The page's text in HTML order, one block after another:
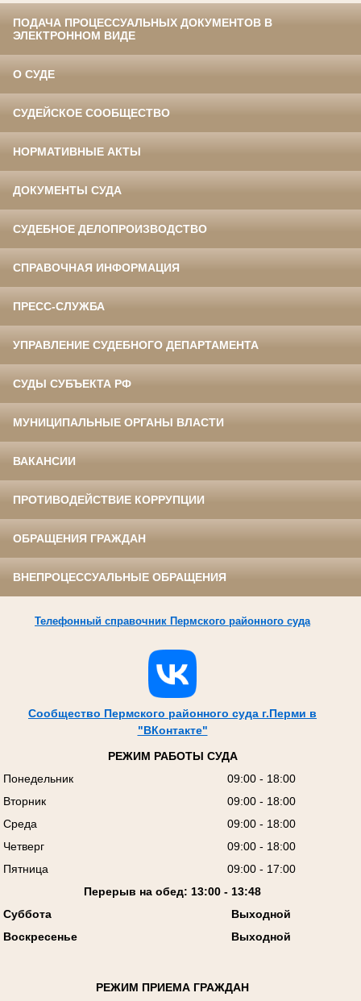
ПОДАЧА ПРОЦЕССУАЛЬНЫХ ДОКУМЕНТОВ В
ЭЛЕКТРОННОМ ВИДЕ
О СУДЕ
СУДЕЙСКОЕ СООБЩЕСТВО
НОРМАТИВНЫЕ АКТЫ
ДОКУМЕНТЫ СУДА
СУДЕБНОЕ ДЕЛОПРОИЗВОДСТВО
СПРАВОЧНАЯ ИНФОРМАЦИЯ
ПРЕСС-СЛУЖБА
УПРАВЛЕНИЕ СУДЕБНОГО ДЕПАРТАМЕНТА
СУДЫ СУБЪЕКТА РФ
МУНИЦИПАЛЬНЫЕ ОРГАНЫ ВЛАСТИ
ВАКАНСИИ
ПРОТИВОДЕЙСТВИЕ КОРРУПЦИИ
ОБРАЩЕНИЯ ГРАЖДАН
ВНЕПРОЦЕССУАЛЬНЫЕ ОБРАЩЕНИЯ
Телефонный справочник Пермского районного суда
Сообщество Пермского районного суда г.Перми в
"ВКонтакте"
РЕЖИМ РАБОТЫ СУДА
Понедельник
09:00 - 18:00
Вторник
09:00 - 18:00
Среда
09:00 - 18:00
Четверг
09:00 - 18:00
Пятница
09:00 - 17:00
Перерыв на обед: 13:00 - 13:48
Суббота
Выходной
Воскресенье
Выходной
РЕЖИМ ПРИЕМА ГРАЖДАН